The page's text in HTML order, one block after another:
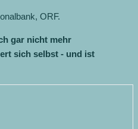
ORF.
gar nicht mehr
sich selbst - und ist